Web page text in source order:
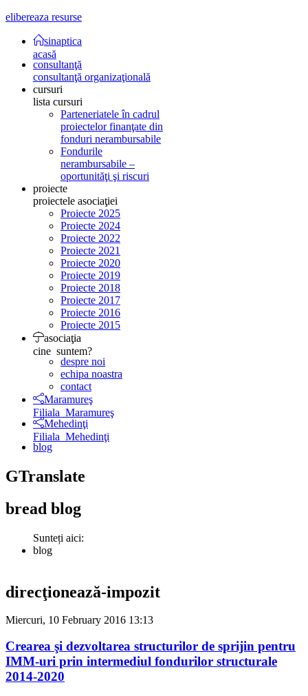
elibereaza resurse
sinaptica
acasă
consultanţă
consultanţă organizaţională
cursuri
lista cursuri
Parteneriatele în cadrul
proiectelor finanţate din
fonduri nerambursabile
Fondurile
nerambursabile –
oportunităţi şi riscuri
proiecte
proiectele asociaţiei
Proiecte 2025
Proiecte 2024
Proiecte 2022
Proiecte 2021
Proiecte 2020
Proiecte 2019
Proiecte 2018
Proiecte 2017
Proiecte 2016
Proiecte 2015
asociaţia
cine suntem?
despre noi
echipa noastra
contact
Maramureş
Filiala Maramureş
Mehedinţi
Filiala Mehedinţi
blog
GTranslate
bread blog
Sunteți aici:
blog
direcţionează-impozit
Miercuri, 10 February 2016 13:13
Crearea şi dezvoltarea structurilor de sprijin pentru
IMM-uri prin intermediul fondurilor structurale
2014-2020